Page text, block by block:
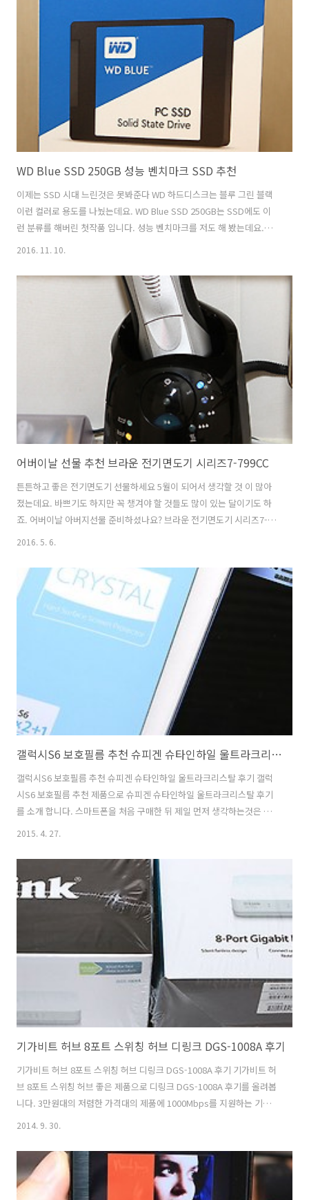
싼만큼 기능이 더 많긴 하겠죠. 이 제품은 DC정확도가 더 높고 그래프를
그려주는 재미있는 기능도 제공 합니다. 화면이 커서 한눈에 정보를 많이
출력해주고요. FLUKE 289 ,True RMS ..
WD Blue SSD 250GB 성능 벤치마크 SSD 추천
이제는 SSD 시대 느린것은 못봐준다 WD 하드디스크는 블루 그린 블랙
이런 컬러로 용도를 나눴는데요. WD Blue SSD 250GB는 SSD에도 이
런 분류를 해버린 첫작품 입니다. 성능 벤치마크를 저도 해 봤는데요.
WD에서는 샌디스크 HGST를 인수 합병하면서 이제는 모두 다 하게 되었
WD는 HDD 부문 세계 점유율 1위에서 이번에는 SSD까지 포함하여 스
토리지 1위 업체가 되었습니다. WD 하드디스크 블루는 누구나 쉽게 접
하고 성능 용량 모두에 최적화된 모델로 인식이 되어있는데요. WD Blue
SSD 250GB 성능 벤치마크 SSD 추천 이제는 이런 컬러를 샌디스크와
히타치 인수 합병으로 SSD에도 적용하게 되었습니..
2016. 11. 10.
어버이날 선물 추천 브라운 전기면도기 시리즈7-799CC
튼튼하고 좋은 전기면도기 선물하세요 5월이 되어서 생각할 것 이 많아
졌는데요. 바쁘기도 하지만 꼭 챙겨야 할 것들도 많이 있는 달이기도 하
죠. 어버이날 아버지선물 준비하셨나요? 브라운 전기면도기 시리즈7-
구요. 날 면도기 보다는 전기면도기가 좋아서 계속 쓰는데요. 아버지 선
물로 예전에 한번 드리긴 했었지만 좀 오래되어서 이번에 또 선물을 해보
려고 해요. 브라운 전기면도기 시리즈7-799cc 인데요. 브라운 제품은 숫
자로 제품군을 나누고 있는데요. 물론 숫자가 높을 수 록 좋은 것이긴 합
니다. 7시리즈는 가격대비 성능이 월등하게 우수한데요. 어버이날 선물
2016. 5. 6.
갤럭시S6 보호필름 추천 슈피겐 슈타인하일 울트라크리스탈 후기
갤럭시S6 보호필름 추천 슈피겐 슈타인하일 울트라크리스탈 후기 갤럭
시S6 보호필름 추천 제품으로 슈피겐 슈타인하일 울트라크리스탈 후기
를 소개 합니다. 스마트폰을 처음 구매한 뒤 제일 먼저 생각하는것은 케
이스와 보호필름이 아닐까 합니다. 갤6은 앞면 뒷면 모두 보호가 필요한
품으로 소개하는 이유는 전면 필름을 2개나 제공하며, 후면도 필름을 붙
여서 보호할 수 있습니다. 부착방법이 비교적 간단하고 투명도가 상당히
높고 강도도 높은편입니다. 제 경우에는 지문을 잘 막는것보다는 화면이
투명하게 잘 보이는 필름을 더 선호하는데요. 이 제품이 그러합니다. 갤
럭시S6은 여러가지 컬러로 나오는데요. 그래서 케이스의 경우에도 후면
2015. 4. 27.
기가비트 허브 8포트 스위칭 허브 디링크 DGS-1008A 후기
기가비트 허브 8포트 스위칭 허브 디링크 DGS-1008A 후기 기가비트 허
브 8포트 스위칭 허브 좋은 제품으로 디링크 DGS-1008A 후기를 올려봅
니다. 3만원대의 저렴한 가격대의 제품에 1000Mbps를 지원하는 기가
1008A를 사용했습니다. 그리고 포트의 갯수를 늘려서 좀 더 많은 장치를
연결해 보기 위해서 선택했죠. 디링크 DGS-1008A는 1000Mbps 까지
지원하며 물론 하위 호환도 합니다. 8포트 제품으로 하나의 업링크를 제
2014. 9. 30.